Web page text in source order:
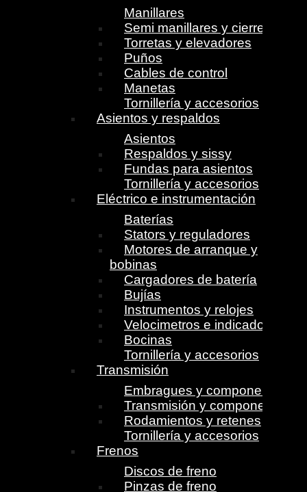
Manillares
Semi manillares y cierres
Torretas y elevadores
Puños
Cables de control
Manetas
Tornillería y accesorios
Asientos y respaldos
Asientos
Respaldos y sissy
Fundas para asientos
Tornillería y accesorios
Eléctrico e instrumentación
Baterías
Stators y reguladores
Motores de arranque y
bobinas
Cargadores de batería
Bujías
Instrumentos y relojes
Velocimetros e indicadores
Bocinas
Tornillería y accesorios
Transmisión
Embragues y componentes
Transmisión y componentes
Rodamientos y retenes
Tornillería y accesorios
Frenos
Discos de freno
Pinzas de freno